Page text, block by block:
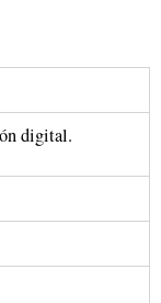
digital.